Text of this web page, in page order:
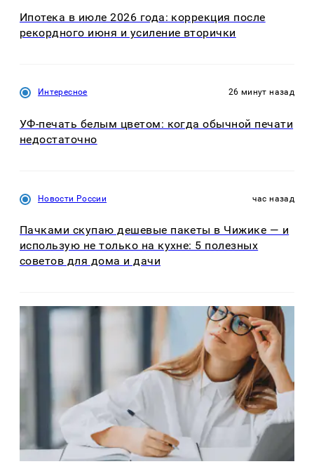
Ипотека в июле 2026 года: коррекция после
рекордного июня и усиление вторички
Интересное 26 минут назад
УФ-печать белым цветом: когда обычной печати
недостаточно
Новости России час назад
Пачками скупаю дешевые пакеты в Чижике — и
использую не только на кухне: 5 полезных
советов для дома и дачи